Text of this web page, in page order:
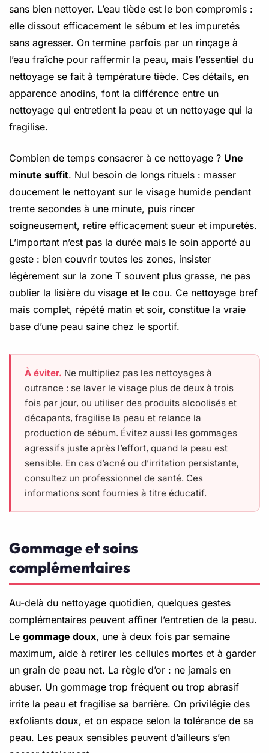
sans bien nettoyer. L’eau tiède est le bon compromis :
elle dissout efficacement le sébum et les impuretés
sans agresser. On termine parfois par un rinçage à
l’eau fraîche pour raffermir la peau, mais l’essentiel du
nettoyage se fait à température tiède. Ces détails, en
apparence anodins, font la différence entre un
nettoyage qui entretient la peau et un nettoyage qui la
fragilise.
Combien de temps consacrer à ce nettoyage ? Une
minute suffit. Nul besoin de longs rituels : masser
doucement le nettoyant sur le visage humide pendant
trente secondes à une minute, puis rincer
soigneusement, retire efficacement sueur et impuretés.
L’important n’est pas la durée mais le soin apporté au
geste : bien couvrir toutes les zones, insister
légèrement sur la zone T souvent plus grasse, ne pas
oublier la lisière du visage et le cou. Ce nettoyage bref
mais complet, répété matin et soir, constitue la vraie
base d’une peau saine chez le sportif.
À éviter. Ne multipliez pas les nettoyages à
outrance : se laver le visage plus de deux à trois
fois par jour, ou utiliser des produits alcoolisés et
décapants, fragilise la peau et relance la
production de sébum. Évitez aussi les gommages
agressifs juste après l’effort, quand la peau est
sensible. En cas d’acné ou d’irritation persistante,
consultez un professionnel de santé. Ces
informations sont fournies à titre éducatif.
Gommage et soins
complémentaires
Au-delà du nettoyage quotidien, quelques gestes
complémentaires peuvent affiner l’entretien de la peau.
Le gommage doux, une à deux fois par semaine
maximum, aide à retirer les cellules mortes et à garder
un grain de peau net. La règle d’or : ne jamais en
abuser. Un gommage trop fréquent ou trop abrasif
irrite la peau et fragilise sa barrière. On privilégie des
exfoliants doux, et on espace selon la tolérance de sa
peau. Les peaux sensibles peuvent d’ailleurs s’en